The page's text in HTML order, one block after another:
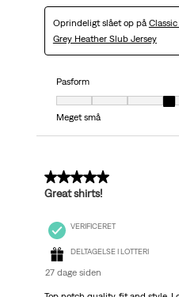
Oprindeligt slået op på
Grey Heather Slub Jersey
Pasform
Pasform, 4 ud af 7, hvor 1 er
Meget små
5 ud af 5 stjerner.
Great shirts!
VERIFICERET
DELTAGELSE I LOTTERI
27 dage siden